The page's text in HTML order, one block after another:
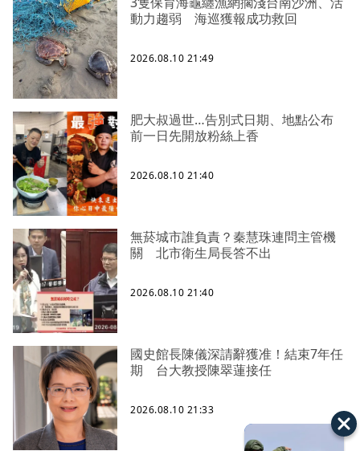
動力趨弱 海巡獲報成功救回
2026.08.10 21:49
肥大叔過世…告別式日期、地點公布
前一日先開放粉絲上香
2026.08.10 21:40
無菸城市誰負責？秦慧珠連問主管機
關 北市衛生局長答不出
2026.08.10 21:40
國史館長陳儀深請辭獲准！結束7年任
期 台大教授陳翠蓮接任
2026.08.10 21:33